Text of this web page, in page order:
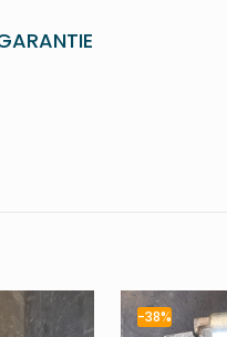
-38%